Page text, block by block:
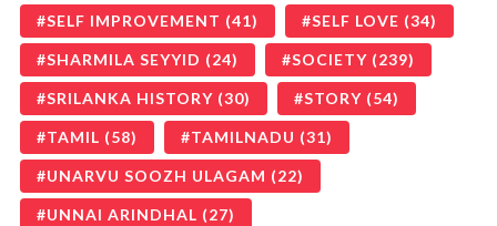
SELF IMPROVEMENT (41) SELF LOVE (34)
SHARMILA SEYYID (24) SOCIETY (239)
SRILANKA HISTORY (30) STORY (54)
TAMIL (58) TAMILNADU (31)
UNARVU SOOZH ULAGAM (22)
UNNAI ARINDHAL (27)